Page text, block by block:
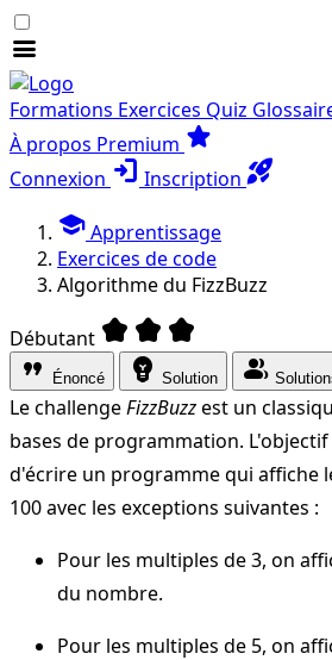
menu
Formations Exercices Quiz
À propos Premium star
Connexion login Inscription rocket_launch
schoolApprentissage
Exercices de code
Algorithme du FizzBuzz
Débutant kid_star kid_star kid_star
format_quote
Énoncé emoji_objects Solution group
Le challengeFizzBuzzest un
bases de programmation.
d'écrire un programme qui affiche
100 avec les exceptions suivantes :
Pour les multiples de 3, on
du nombre.
Pour les multiples de 5, on